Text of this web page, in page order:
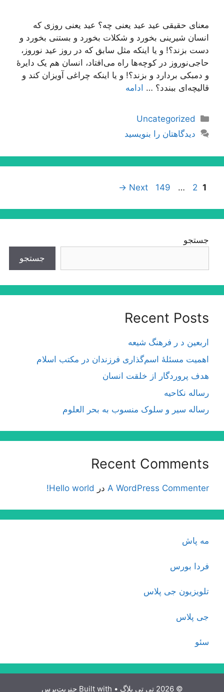
معنای حقیقی عید عید یعنی چه؟ عید یعنی روزی که
انسان شیرینی بخورد و شکلات بخورد و بستنی بخورد و
دست بزند؟! و یا اینکه مثل سابق که در روز عید نوروز،
حاجی‌نوروز در کوچه‌ها راه می‌افتاد، انسان هم یک دایرۀ
و دمبکی بردارد و بزند؟! و یا اینکه چراغی آویزان کند و
قالیچه‌ای ببندد؟ … ادامه
دسته‌ها
Uncategorized
دیدگاهتان را بنویسید
ناوبری
Page
1
Page
2
…
Page
149
Next
→
جستجو
جستجو
Recent Posts
اربعین د ر فرهنگ شیعه
اهمیت مسئلۀ اسم‌گذارى فرزندان در مكتب اسلام
هدف پروردگار از خلقت انسان
رساله نکاحیه
رساله سیر و سلوک منسوب به بحر العلوم
Recent Comments
A WordPress Commenter در Hello world!
مه پاش
فردا بورس
تلویزیون جی پلاس
جی پلاس
سئو
© 2026 تی تی بلاگ • Built with جنریت‌پرس